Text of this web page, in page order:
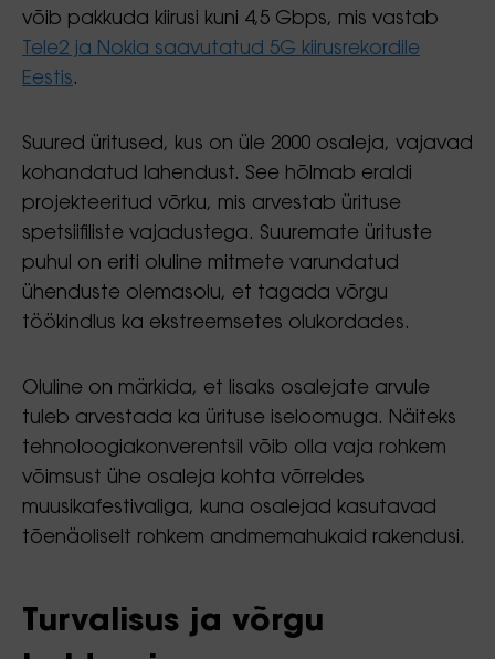
võib pakkuda kiirusi kuni 4,5 Gbps, mis vastab
Tele2 ja Nokia saavutatud 5G kiirusrekordile
Eestis.
Suured üritused, kus on üle 2000 osaleja, vajavad
kohandatud lahendust. See hõlmab eraldi
projekteeritud võrku, mis arvestab ürituse
spetsiifiliste vajadustega. Suuremate ürituste
puhul on eriti oluline mitmete varundatud
ühenduste olemasolu, et tagada võrgu
töökindlus ka ekstreemsetes olukordades.
Oluline on märkida, et lisaks osalejate arvule
tuleb arvestada ka ürituse iseloomuga. Näiteks
tehnoloogiakonverentsil võib olla vaja rohkem
võimsust ühe osaleja kohta võrreldes
muusikafestivaliga, kuna osalejad kasutavad
tõenäoliselt rohkem andmemahukaid rakendusi.
Turvalisus ja võrgu